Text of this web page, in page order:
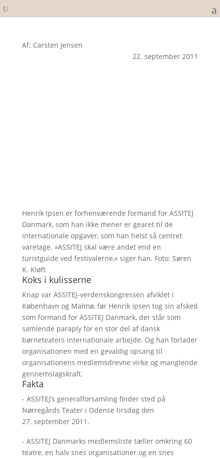
Af: Carsten Jensen
22. september 2011
Henrik Ipsen er forhenværende formand for ASSITEJ
Danmark, som han ikke mener er gearet til de
internationale opgaver, som han helst så centret
varetage. »ASSITEJ skal være andet end en
turistguide ved festivalerne,« siger han. Foto: Søren
K. Kløft
Koks i kulisserne
Knap var ASSITEJ-verdenskongressen afviklet i
København og Malmø, før Henrik Ipsen tog sin afsked
som formand for ASSITEJ Danmark, der står som
samlende paraply for en stor del af dansk
børneteaters internationale arbejde. Og han forlader
organisationen med en gevaldig opsang til
organisationens medlemsdrevne virke og manglende
gennemslagskraft.
Fakta
- ASSITEJ’s generalforsamling finder sted på
Nørregårds Teater i Odense tirsdag den
27. september 2011.
- ASSITEJ Danmarks medlemsliste tæller omkring 60
teatre, en halv snes organisationer og en snes